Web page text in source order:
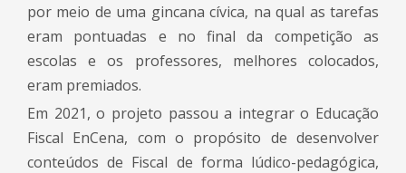
por meio de uma gincana cívica, na qual as tarefas
eram pontuadas e no final da competição as
escolas e os professores, melhores colocados,
eram premiados.
Em 2021, o projeto passou a integrar o Educação
Fiscal EnCena, com o propósito de desenvolver
conteúdos de Fiscal de forma lúdico-pedagógica,